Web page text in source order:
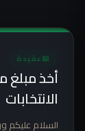
📖عقيدة
أخذ مبلغ
الانتخابات